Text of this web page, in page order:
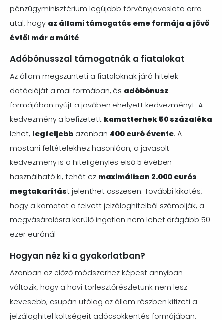
pénzügyminisztérium legújabb törvényjavaslata arra
utal, hogy az állami támogatás eme formája a jövő
évtől már a múlté.
Adóbónusszal támogatnák a fiatalokat
Az állam megszünteti a fiataloknak járó hitelek
dotációját a mai formában, és adóbónusz
formájában nyújt a jövőben ehelyett kedvezményt. A
kedvezmény a befizetett kamatterhek 50 százaléka
lehet, legfeljebb azonban 400 euró évente. A
mostani feltételekhez hasonlóan, a javasolt
kedvezmény is a hiteligénylés első 5 évében
használható ki, tehát ez maximálisan 2.000 eurós
megtakarítást jelenthet összesen. További kikötés,
hogy a kamatot a felvett jelzáloghitelből számolják, a
megvásárolásra kerülő ingatlan nem lehet drágább 50
ezer eurónál.
Hogyan néz ki a gyakorlatban?
Azonban az előző módszerhez képest annyiban
változik, hogy a havi törlesztőrészletünk nem lesz
kevesebb, csupán utólag az állam részben kifizeti a
jelzáloghitel költségeit adócsökkentés formájában.